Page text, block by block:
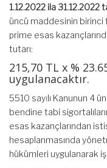
1.12.2022 ila 31.12.2022
üncü maddesinin birinci
prime esas
tutarı:
215,70 TL x %
uygulanacaktır.
5510 sayılı Kanunun 4
bendine tabi
esas kazançlarından
hesaplanmasında
hükümleri uygulanarak